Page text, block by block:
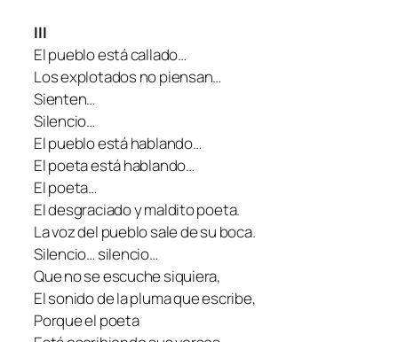
III
El pueblo está callado…
Los explotados no piensan…
Sienten…
Silencio…
El pueblo está hablando…
El poeta está hablando…
El poeta…
El desgraciado y maldito poeta.
La voz del pueblo sale de su boca.
Silencio… silencio…
Que no se escuche siquiera,
El sonido de la pluma que escribe,
Porque el poeta